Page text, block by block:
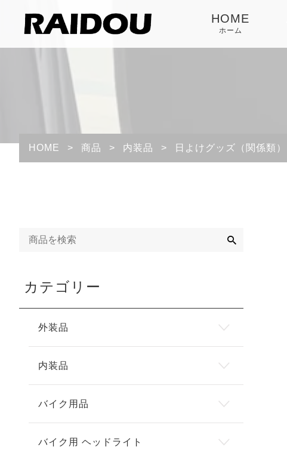
HOME
ホーム
HOME > 商品 > 内装品 > 日よけグッズ（関係類）
カテゴリー
外装品
内装品
バイク用品
バイク用 ヘッドライト